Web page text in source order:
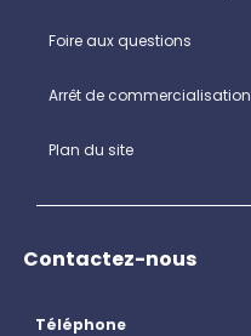
Foire aux questions
Arrêt de commercialisation
Plan du site
Contactez-nous
Téléphone